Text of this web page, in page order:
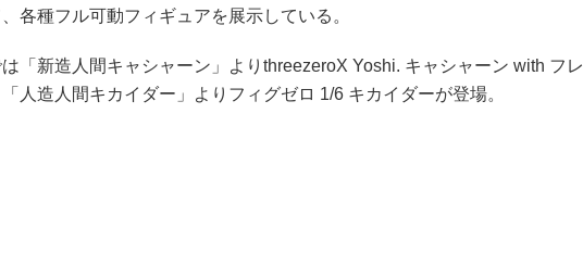
各種フル可動フィギュアを展示している。
「新造人間キャシャーン」よりthreezeroX Yoshi. キャシャーン with フレ
人造人間キカイダー」よりフィグゼロ 1/6 キカイダーが登場。